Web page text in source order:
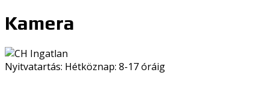
Kamera
Nyitvatartás: Hétköznap: 8-17 óráig